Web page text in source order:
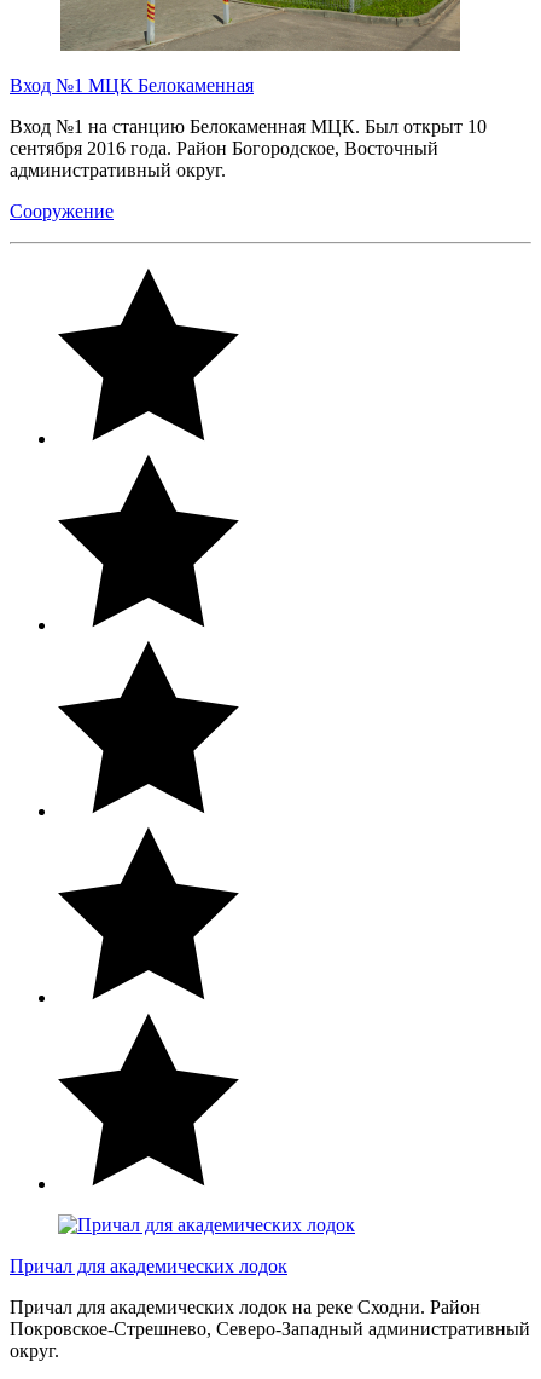
Вход №1 МЦК Белокаменная
Вход №1 на станцию Белокаменная МЦК. Был открыт 10
сентября 2016 года. Район Богородское, Восточный
административный округ.
Сооружение
Причал для академических лодок
Причал для академических лодок на реке Сходни. Район
Покровское-Стрешнево, Северо-Западный административный
округ.